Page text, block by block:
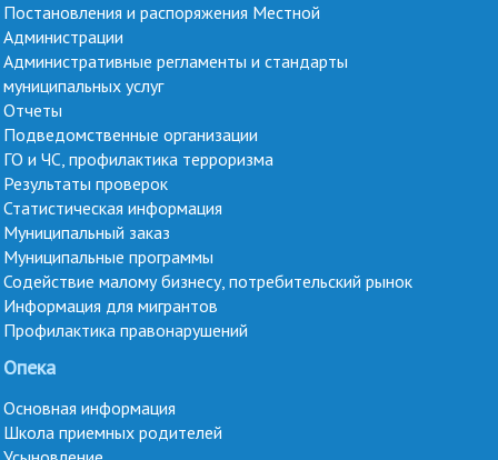
Постановления и распоряжения Местной
Администрации
Административные регламенты и стандарты
муниципальных услуг
Отчеты
Подведомственные организации
ГО и ЧС, профилактика терроризма
Результаты проверок
Статистическая информация
Муниципальный заказ
Муниципальные программы
Содействие малому бизнесу, потребительский рынок
Информация для мигрантов
Профилактика правонарушений
Опека
Основная информация
Школа приемных родителей